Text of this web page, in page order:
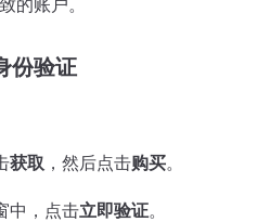
的账户。
份验证
获取 ，然后点击购买。
中，点击立即验证。